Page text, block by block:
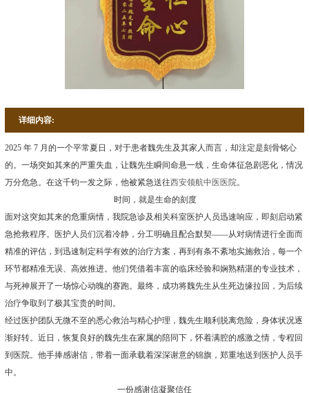
详细内容:
2025 年 7 月的一个平常夏日，对于患者魏先生及其家人而言，却注定是刻骨铭心
的。一场突如其来的严重失血，让魏先生瞬间命悬一线，生命体征急剧恶化，情况
万分危急。在这千钧一发之际，他被紧急送往西安领航中医医院。
时间，就是生命的刻度
面对这突如其来的危重病情，我院急诊及相关科室医护人员迅速响应，即刻启动紧
急抢救程序。医护人员们沉着冷静，分工明确且配合默契——从对病情进行全面而
精准的评估，到迅速制定科学有效的治疗方案，再到有条不紊地实施救治，每一个
环节都精准无误、高效推进。他们凭借着丰富的临床经验和娴熟精湛的专业技术，
与死神展开了一场惊心动魄的赛跑。最终，成功将魏先生从生死边缘拉回，为后续
治疗争取到了极其宝贵的时间。
经过医护团队无微不至的悉心救治与精心护理，魏先生顺利脱离危险，身体状况逐
渐好转。近日，恢复良好的魏先生在家属的陪同下，怀着满腔的感激之情，专程回
到医院。他手捧感谢信，带着一面承载着深深谢意的锦旗，郑重地送到医护人员手
中。
一份感谢信凝聚信任